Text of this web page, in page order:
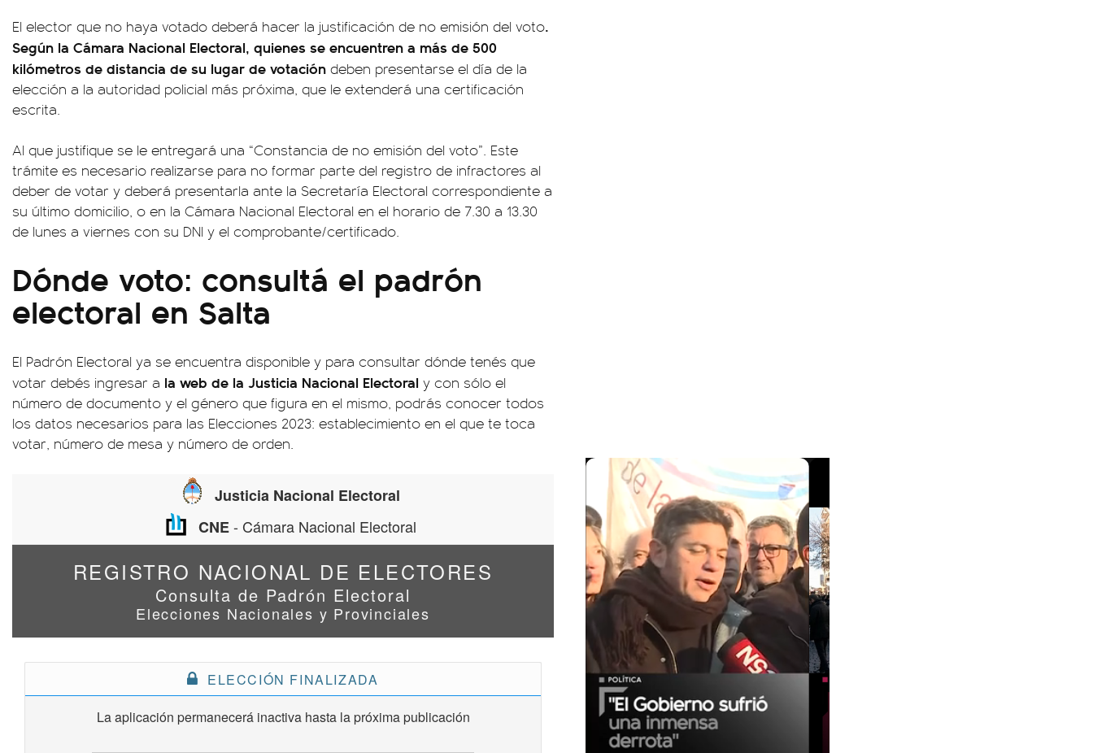
El elector que no haya votado deberá hacer la justificación de no emisión del voto.
Según la Cámara Nacional Electoral, quienes se encuentren a más de 500
kilómetros de distancia de su lugar de votación deben presentarse el día de la
elección a la autoridad policial más próxima, que le extenderá una certificación
escrita.
Al que justifique se le entregará una “Constancia de no emisión del voto”. Este
trámite es necesario realizarse para no formar parte del registro de infractores al
deber de votar y deberá presentarla ante la Secretaría Electoral correspondiente a
su último domicilio, o en la Cámara Nacional Electoral en el horario de 7.30 a 13.30
de lunes a viernes con su DNI y el comprobante/certificado.
Dónde voto: consultá el padrón
electoral en Salta
El Padrón Electoral ya se encuentra disponible y para consultar dónde tenés que
votar debés ingresar a la web de la Justicia Nacional Electoral y con sólo el
número de documento y el género que figura en el mismo, podrás conocer todos
los datos necesarios para las Elecciones 2023: establecimiento en el que te toca
votar, número de mesa y número de orden.